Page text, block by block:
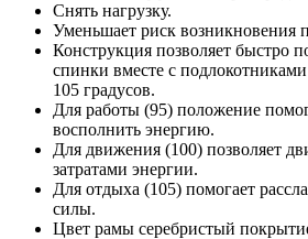
Снять нагрузку.
Уменьшает риск возникновения
Конструкция позволяет быстро
спинки вместе с
105 градусов.
Для работы (95) положение
восполнить энергию.
Для движения (100) позволяет
затратами энергии.
Для отдыха (105) помогает
силы.
Цвет рамы серебристый